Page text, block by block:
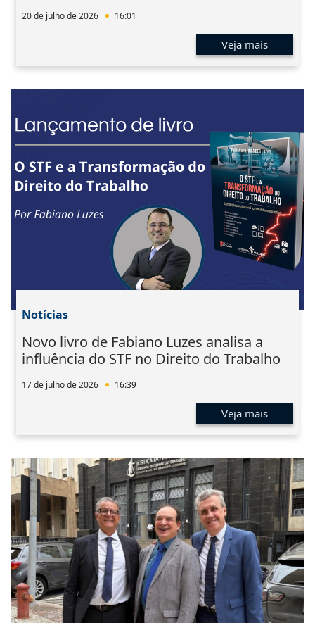
20 de julho de 2026 16:01
Veja mais
Notícias
Novo livro de Fabiano Luzes analisa a
influência do STF no Direito do Trabalho
17 de julho de 2026 16:39
Veja mais